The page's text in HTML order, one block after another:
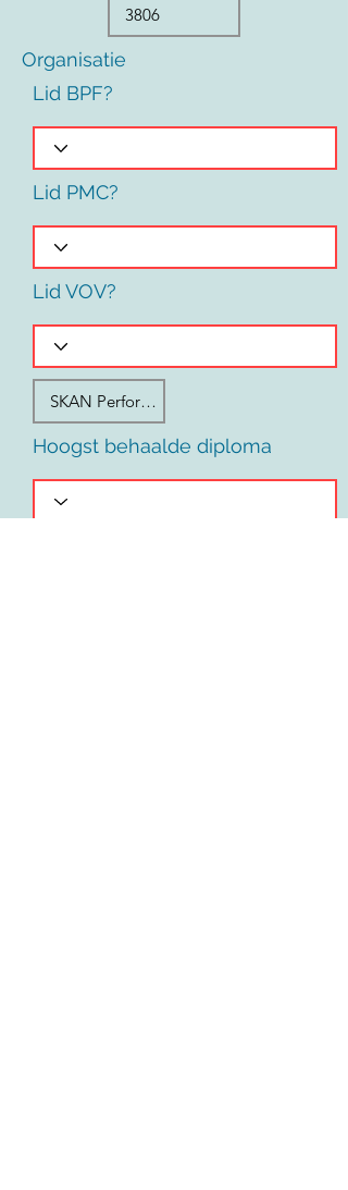
Organisatie
Lid BPF?
Lid PMC?
Lid VOV?
Hoogst behaalde diploma